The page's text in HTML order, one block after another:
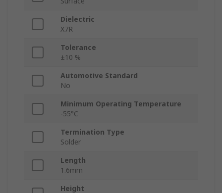
Dielectric
X7R
Tolerance
±10 %
Automotive Standard
No
Minimum Operating Temperature
-55°C
Termination Type
Solder
Length
1.6mm
Height